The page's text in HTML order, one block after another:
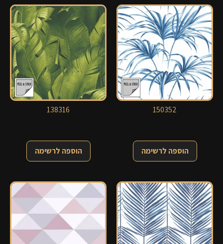
150352
הוספה לרשימה
138316
הוספה לרשימה